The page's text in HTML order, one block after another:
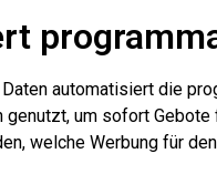
automatisiert die
um sofort
welche Werbung für